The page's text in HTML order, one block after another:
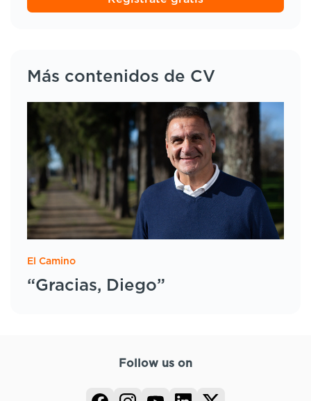
Más contenidos de CV
El Camino
“Gracias, Diego”
Follow us on